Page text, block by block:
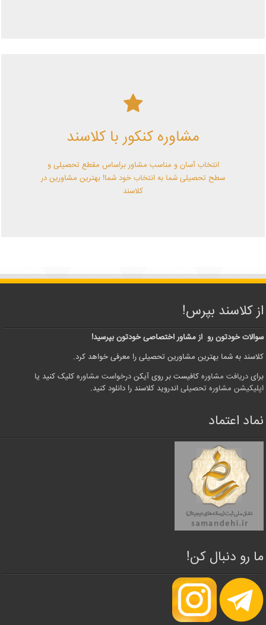
مشاوره کنکور با کلاسند
انتخاب آسان و مناسب مشاور براساس مقطع تحصیلی و
سطح تحصیلی شما به انتخاب خود شما! بهترین مشاورین در
کلاسند
از کلاسند بپرس!
سوالات خودتون رو از مشاور اختصاصی خودتون بپرسید!
کلاسند به شما بهترین مشاورین تحصیلی را معرفی خواهد کرد.
برایدریافت مشاوره کافیست بر روی آیکندرخواست مشاوره کلیک کنید یا
اپلیکیشن مشاوره تحصیلی اندروید کلاسند را دانلود کنید.
نماد اعتماد
ما رو دنبال کن!